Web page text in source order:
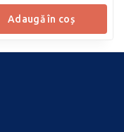
adaugă în coș